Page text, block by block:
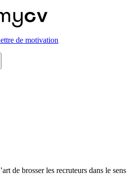
de motivation
de brosser les recruteurs dans le sens